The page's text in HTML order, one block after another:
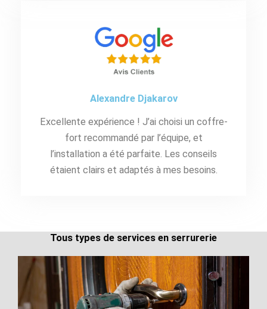
Alexandre Djakarov
Excellente expérience ! J’ai choisi un coffre-
fort recommandé par l’équipe, et
l’installation a été parfaite. Les conseils
étaient clairs et adaptés à mes besoins.
Tous types de services en serrurerie